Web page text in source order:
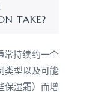
TAKE?
常持续约一个
类型以及可能
保湿霜）而增